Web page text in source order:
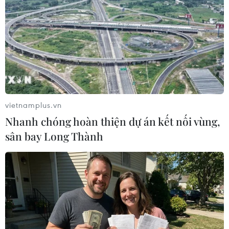
Theo dõi VietnamPlus
TIN LIÊN QUAN
vietnamplus.vn
Nhanh chóng hoàn thiện dự án kết nối vùng,
sân bay Long Thành